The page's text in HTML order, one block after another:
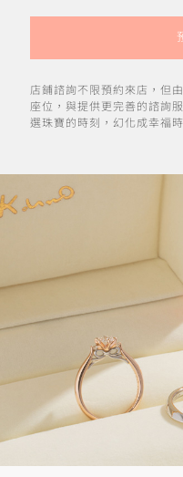
店鋪諮詢不限預約來店，但
座位，與提供更完善的諮詢
選珠寶的時刻，幻化成幸福時